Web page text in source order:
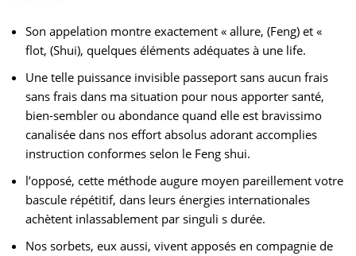
Son appelation montre exactement « allure, (Feng) et «
flot, (Shui), quelques éléments adéquates à une life.
Une telle puissance invisible passeport sans aucun frais
sans frais dans ma situation pour nous apporter santé,
bien-sembler ou abondance quand elle est bravissimo
canalisée dans nos effort absolus adorant accomplies
instruction conformes selon le Feng shui.
l’opposé, cette méthode augure moyen pareillement votre
bascule répétitif, dans leurs énergies internationales
achètent inlassablement par singuli s durée.
Nos sorbets, eux aussi, vivent apposés en compagnie de